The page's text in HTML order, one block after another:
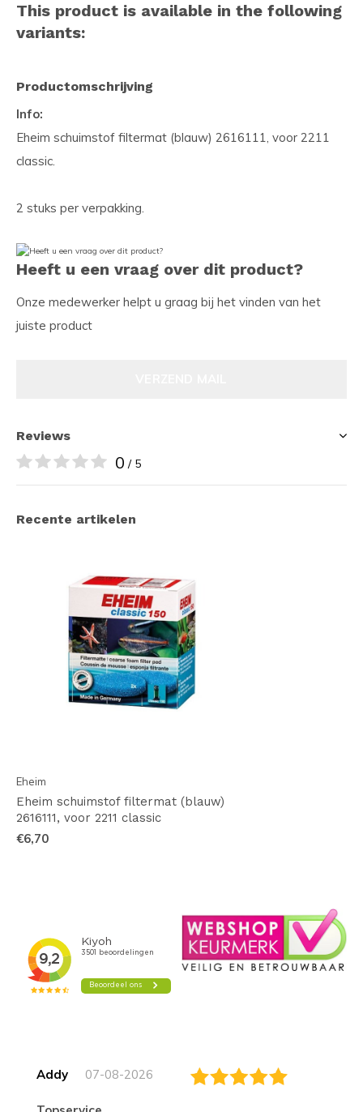
This product is available in the following
variants:
Productomschrijving
Info:
Eheim schuimstof filtermat (blauw) 2616111, voor 2211
classic.
2 stuks per verpakking.
Heeft u een vraag over dit product?
Onze medewerker helpt u graag bij het vinden van het
juiste product
Reviews
0 / 5
Recente artikelen
Eheim
Eheim schuimstof filtermat (blauw)
2616111, voor 2211 classic
€6,70
Addy 07-08-2026